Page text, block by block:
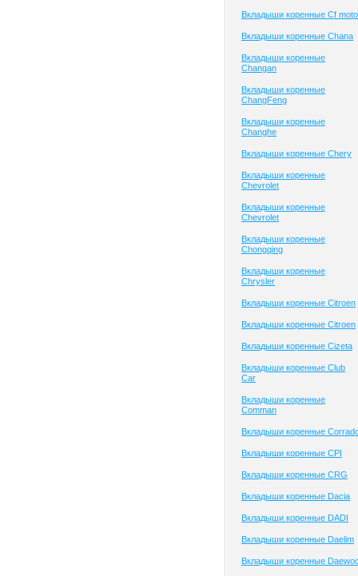
Вкладыши коренные Cf moto
Вкладыши коренные Chana
Вкладыши коренные
Changan
Вкладыши коренные
ChangFeng
Вкладыши коренные
Changhe
Вкладыши коренные Chery
Вкладыши коренные
Chevrolet
Вкладыши коренные
Chevrolet
Вкладыши коренные
Chongqing
Вкладыши коренные
Chrysler
Вкладыши коренные Citroen
Вкладыши коренные Citroen
Вкладыши коренные Cizeta
Вкладыши коренные Club
Сar
Вкладыши коренные
Comman
Вкладыши коренные
Вкладыши коренные CPI
Вкладыши коренные CRG
Вкладыши коренные Dacia
Вкладыши коренные DADI
Вкладыши коренные Daelim
Вкладыши коренные